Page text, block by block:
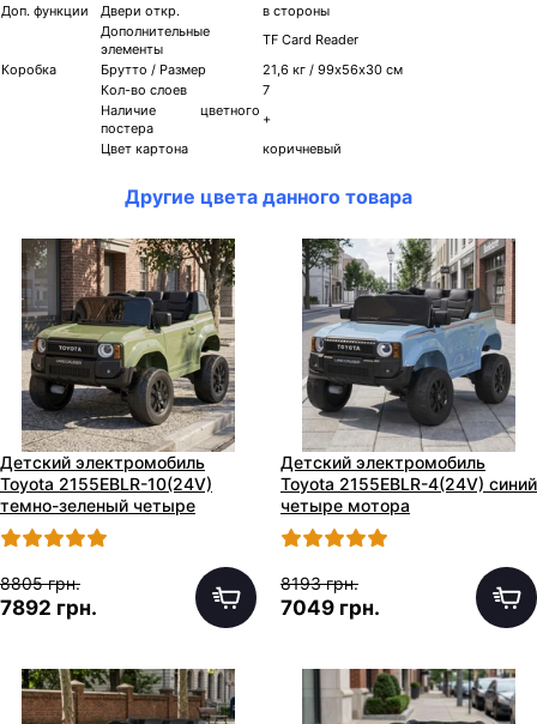
Доп. функции
Двери откр.
в стороны
Дополнительные
элементы
TF Card Reader
Коробка
Брутто / Размер
21,6 кг / 99х56х30 см
Кол-во слоев
7
Наличие цветного
постера
+
Цвет картона
коричневый
Другие цвета данного товара
Детский электромобиль
Toyota 2155EBLR-10(24V)
темно-зеленый четыре
мотора
8805 грн.
7892 грн.
Детский электромобиль
Toyota 2155EBLR-4(24V) синий
четыре мотора
8193 грн.
7049 грн.